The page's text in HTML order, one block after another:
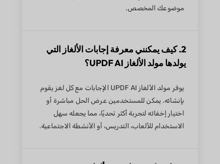
موضوعك المخصص.
2. كيف يمكنني معرفة إجابات الألغاز التي
يولدها مولد الألغاز UPDF AI؟
يوفر مولد الألغاز UPDF AI الإجابات مع كل لغز يقوم
بإنشائه. يمكن للمستخدمين عرض الحل مباشرة أو
اختيار إخفائه لتجربة أكثر تحديًا، مما يجعله سهل
الاستخدام للألعاب، التدريس، أو الأنشطة الاجتماعية.